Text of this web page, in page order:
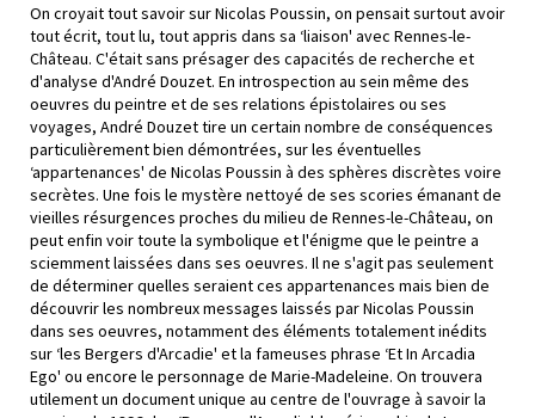
On croyait tout savoir sur Nicolas Poussin, on pensait surtout avoir
tout écrit, tout lu, tout appris dans sa ‘liaison' avec Rennes-le-
Château. C'était sans présager des capacités de recherche et
d'analyse d'André Douzet. En introspection au sein même des
oeuvres du peintre et de ses relations épistolaires ou ses
voyages, André Douzet tire un certain nombre de conséquences
particulièrement bien démontrées, sur les éventuelles
‘appartenances' de Nicolas Poussin à des sphères discrètes voire
secrètes. Une fois le mystère nettoyé de ses scories émanant de
vieilles résurgences proches du milieu de Rennes-le-Château, on
peut enfin voir toute la symbolique et l'énigme que le peintre a
sciemment laissées dans ses oeuvres. Il ne s'agit pas seulement
de déterminer quelles seraient ces appartenances mais bien de
découvrir les nombreux messages laissés par Nicolas Poussin
dans ses oeuvres, notamment des éléments totalement inédits
sur ‘les Bergers d'Arcadie' et la fameuses phrase ‘Et In Arcadia
Ego' ou encore le personnage de Marie-Madeleine. On trouvera
utilement un document unique au centre de l'ouvrage à savoir la